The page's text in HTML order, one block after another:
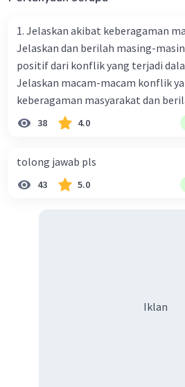
Jadi, bilangan yang lebih
*Pertanyaan lainnya
pada postingan yang
postingan 1 pertanyaan.
Beri Rating·0.0(0)
Jawabannya 100
1. Jelaskan akibat keberagaman
Jelaskan dan berilah masing-
positif dari konflik yang terjadi
Jelaskan macam-macam konflik
keberagaman masyarakat dan
Mengapa dalam masyarakat yang
bahasa, dan budaya. Berdasarkan
apa yang dapat kalian lakukan
38 4.0
tolong jawab pls
43 5.0
Iklan